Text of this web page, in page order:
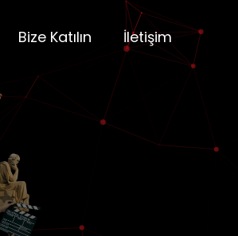
Bize Katılın İletişim